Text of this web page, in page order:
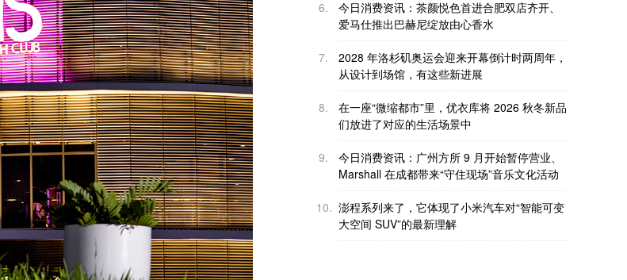
6.
今日消费资讯：茶颜悦色首进合肥双店齐开、
爱马仕推出巴赫尼绽放由心香水
7.
2028 年洛杉矶奥运会迎来开幕倒计时两周年，
从设计到场馆，有这些新进展
8.
在一座“微缩都市”里，优衣库将 2026 秋冬新品
们放进了对应的生活场景中
9.
今日消费资讯：广州方所 9 月开始暂停营业、
Marshall 在成都带来“守住现场”音乐文化活动
10. 澎程系列来了，它体现了小米汽车对“智能可变
大空间 SUV”的最新理解